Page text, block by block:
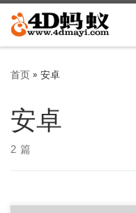
Skip to content
首页» 安卓
安卓
2 篇